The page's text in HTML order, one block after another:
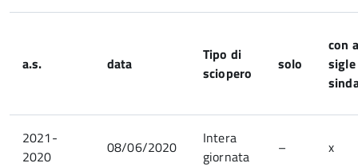
a.s. data
Tipo di
sciopero
solo
con
sigle
2021-
2020
08/06/2020
Intera
giornata
– x